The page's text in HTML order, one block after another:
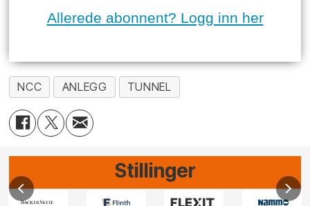
Allerede abonnent? Logg inn her
NCC ANLEGG TUNNEL
Stillinger